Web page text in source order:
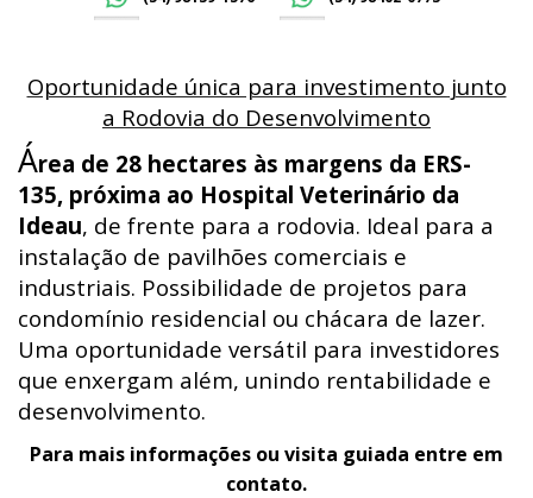
Oportunidade única para investimento junto
a Rodovia do Desenvolvimento
Área de 28 hectares às margens da ERS-
135, próxima ao Hospital Veterinário da
Ideau, de frente para a rodovia. Ideal para a
instalação de pavilhões comerciais e
industriais. Possibilidade de projetos para
condomínio residencial ou chácara de lazer.
Uma oportunidade versátil para investidores
que enxergam além, unindo rentabilidade e
desenvolvimento.
Para mais informações ou visita guiada entre em
contato.